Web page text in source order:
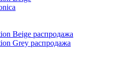
Beige распродажа
Grey распродажа